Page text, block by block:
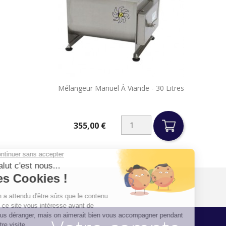
Mélangeur Manuel À Viande - 30 Litres
355,00 €
Aperçu rapide